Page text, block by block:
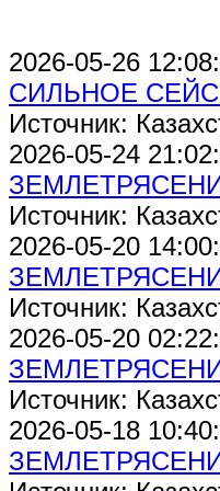
2026-05-26
СИЛЬНОЕ
Источник:
2026-05-24
Источник:
2026-05-20
Источник:
2026-05-20
Источник:
2026-05-18